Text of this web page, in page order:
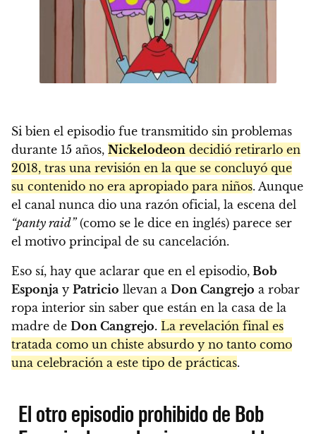
Si bien el episodio fue transmitido sin problemas
durante 15 años, Nickelodeon decidió retirarlo en
2018, tras una revisión en la que se concluyó que
su contenido no era apropiado para niños. Aunque
el canal nunca dio una razón oficial, la escena del
“panty raid”(como se le dice en inglés) parece ser
el motivo principal de su cancelación.
Eso sí, hay que aclarar que en el episodio, Bob
Esponja y Patricio llevan a Don Cangrejo a robar
ropa interior sin saber que están en la casa de la
madre de Don Cangrejo. La revelación final es
tratada como un chiste absurdo y no tanto como
una celebración a este tipo de prácticas.
El otro episodio prohibido de Bob